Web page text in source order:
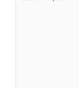
aquí...